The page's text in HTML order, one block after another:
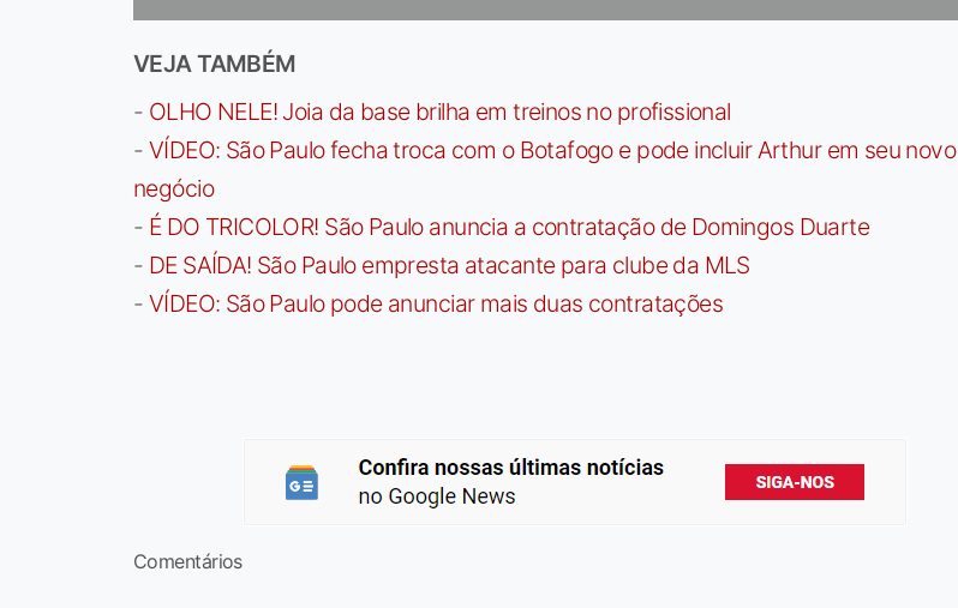
VEJA TAMBÉM
- OLHO NELE! Joia da base brilha em treinos no profissional
- VÍDEO: São Paulo fecha troca com o Botafogo e pode incluir Arthur em seu novo
negócio
- É DO TRICOLOR! São Paulo anuncia a contratação de Domingos Duarte
- DE SAÍDA! São Paulo empresta atacante para clube da MLS
- VÍDEO: São Paulo pode anunciar mais duas contratações
Comentários